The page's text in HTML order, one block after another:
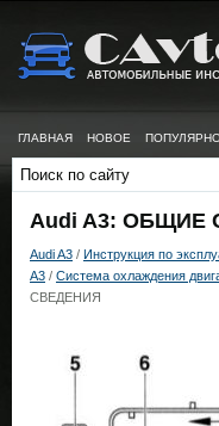
ГЛАВНАЯ НОВОЕ
Audi A3: ОБЩИЕ
Audi A3 / Инструкция по
A3 / Система охлаждения
СВЕДЕНИЯ